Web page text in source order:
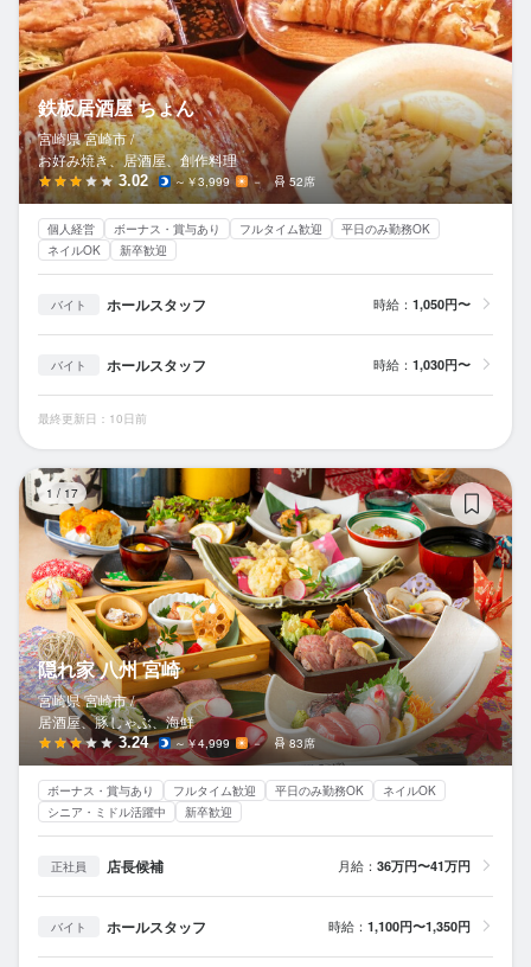
鉄板居酒屋 ちょん
宮崎県 宮崎市 /
お好み焼き、居酒屋、創作料理
3.02 ～￥3,999 － 52席
個人経営 ボーナス・賞与あり フルタイム歓迎
平日のみ勤務OK
ネイルOK
新卒歓迎
バイト ホールスタッフ 時給： 1,050円〜
バイト ホールスタッフ 時給： 1,030円〜
最終更新日：10日前
1 / 17
隠れ家 八州 宮崎
宮崎県 宮崎市 /
居酒屋、豚しゃぶ、海鮮
3.24 ～￥4,999 － 83席
ボーナス・賞与あり フルタイム歓迎 平日のみ勤務OK
ネイルOK
シニア・ミドル活躍中
新卒歓迎
正社員 店長候補 月給： 36万円〜41万円
バイト ホールスタッフ 時給： 1,100円〜1,350円